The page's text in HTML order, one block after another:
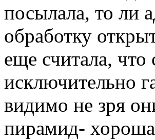
посылала, то ли
обработку
еще считала, что
исключительно
видимо не зря
пирамид-